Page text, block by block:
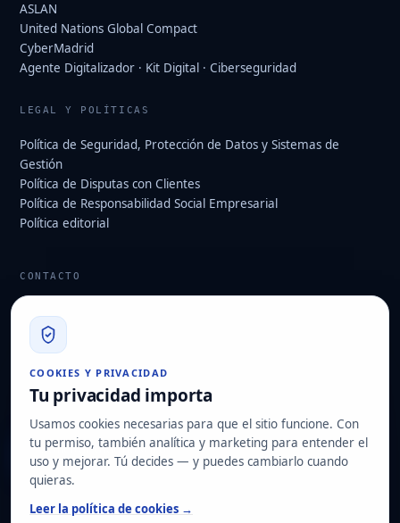
COOKIES Y PRIVACIDAD
Tu privacidad importa
Usamos cookies necesarias para que el sitio funcione. Con
tu permiso, también analítica y marketing para entender el
uso y mejorar. Tú decides — y puedes cambiarlo cuando
quieras.
Leer la política de cookies →
ASLAN
United Nations Global Compact
CyberMadrid
Agente Digitalizador · Kit Digital · Ciberseguridad
LEGAL Y POLÍTICAS
Política de Seguridad, Protección de Datos y Sistemas de
Gestión
Política de Disputas con Clientes
Política de Responsabilidad Social Empresarial
Política editorial
CONTACTO
910 139 827
Oficina operativa y fiscal: Avenida Juan Caramuel, 1 · Parque
Tecnológico de Leganés
Domicilio social: Las Rozas de Madrid
Solicitar diagnóstico
NUESTRAS CERTIFICACIONES